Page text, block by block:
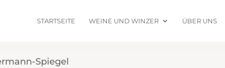
STARTSEITE WEINE UND WINZER ÜBER UNS
Spiegel